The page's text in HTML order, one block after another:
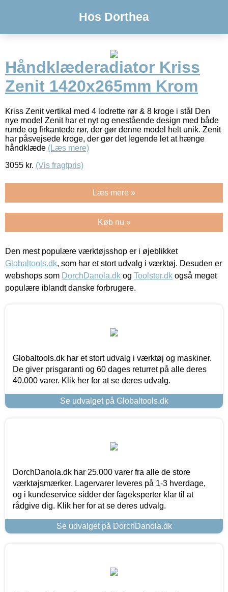
Hos Dorthea
Håndklæderadiator Kriss
Zenit 1420x265mm Krom
Kriss Zenit vertikal med 4 lodrette rør & 8 kroge i stål Den
nye model Zenit har et nyt og enestående design med både
runde og firkantede rør, der gør denne model helt unik. Zenit
har påsvejsede kroge, der gør det legende let at hænge
håndklæde (Læs mere)
3055 kr. (Vis fragtpris)
Læs mere »
Køb nu »
Den mest populære værktøjsshop er i øjeblikket
Globaltools.dk, som har et stort udvalg i værktøj. Desuden er
webshops som DorchDanola.dk og Toolster.dk også meget
populære iblandt danske forbrugere.
Globaltools.dk har et stort udvalg i værktøj og maskiner.
De giver prisgaranti og 60 dages returret på alle deres
40.000 varer. Klik her for at se deres udvalg.
Se udvalget på Globaltools.dk
DorchDanola.dk har 25.000 varer fra alle de store
værktøjsmærker. Lagervarer leveres på 1-3 hverdage,
og i kundeservice sidder der fageksperter klar til at
rådgive dig. Klik her for at se deres udvalg.
Se udvalget på DorchDanola.dk